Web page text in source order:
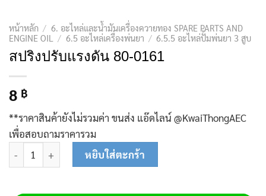
หน้าหลัก / 6. อะไหล่และน้ำมันเครื่องควายทอง SPARE PARTS AND
ENGINE OIL
/ 6.5 อะไหล่เครื่องพ่นยา / 6.5.5 อะไหล่ปั้มพ่นยา 3 สูบ
สปริงปรับแรงดัน 80-0161
8 ฿
**ราคาสินค้ายังไม่รวมค่า ขนส่ง แอ๊ดไลน์ @KwaiThongAEC
เพื่อสอบถามราคารวม
จำนวน สปริงปรับแรงดัน 80-0161 ชิ้น
หยิบใส่ตะกร้า